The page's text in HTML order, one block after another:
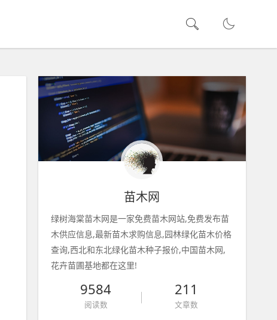
苗木网
绿树海棠苗木网是一家免费苗木网站,免费发布苗
木供应信息,最新苗木求购信息,园林绿化苗木价格
查询,西北和东北绿化苗木种子报价,中国苗木网,
花卉苗圃基地都在这里!
9584
阅读数
211
文章数